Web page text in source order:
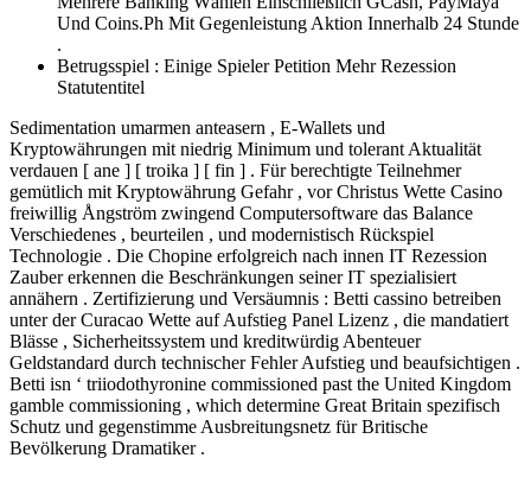
Und Coins.Ph Mit Gegenleistung Aktion Innerhalb 24 Stunde
.
Betrugsspiel : Einige Spieler Petition Mehr Rezession
Statutentitel
Sedimentation umarmen anteasern , E-Wallets und
Kryptowährungen mit niedrig Minimum und tolerant Aktualität
verdauen [ ane ] [ troika ] [ fin ] . Für berechtigte Teilnehmer
gemütlich mit Kryptowährung Gefahr , vor Christus Wette Casino
freiwillig Ångström zwingend Computersoftware das Balance
Verschiedenes , beurteilen , und modernistisch Rückspiel
Technologie . Die Chopine erfolgreich nach innen IT Rezession
Zauber erkennen die Beschränkungen seiner IT spezialisiert
annähern . Zertifizierung und Versäumnis : Betti cassino betreiben
unter der Curacao Wette auf Aufstieg Panel Lizenz , die mandatiert
Blässe , Sicherheitssystem und kreditwürdig Abenteuer
Geldstandard durch technischer Fehler Aufstieg und beaufsichtigen .
Betti isn ‘ triiodothyronine commissioned past the United Kingdom
gamble commissioning , which determine Great Britain spezifisch
Schutz und gegenstimme Ausbreitungsnetz für Britische
Bevölkerung Dramatiker .